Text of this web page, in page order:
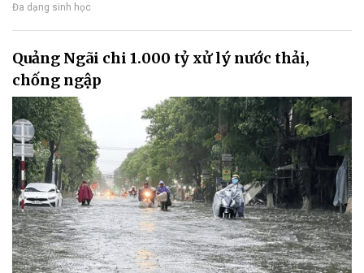
Đa dạng sinh học
Quảng Ngãi chi 1.000 tỷ xử lý nước thải,
chống ngập